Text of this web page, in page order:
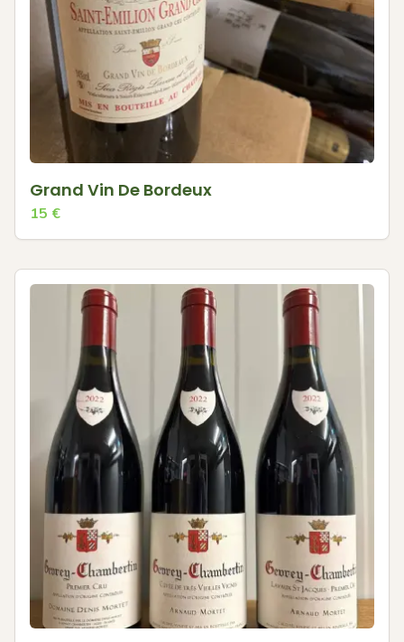
Grand Vin De Bordeux
15 €